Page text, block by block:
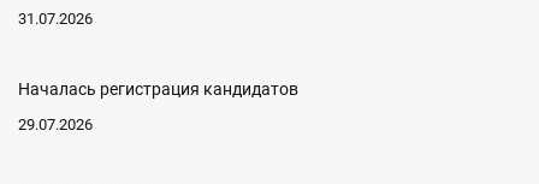
31.07.2026
Началась регистрация кандидатов
29.07.2026